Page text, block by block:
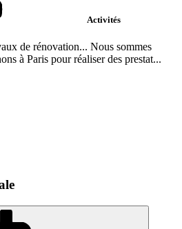
Activités
de rénovation... Nous sommes
à Paris pour réaliser des prestat...